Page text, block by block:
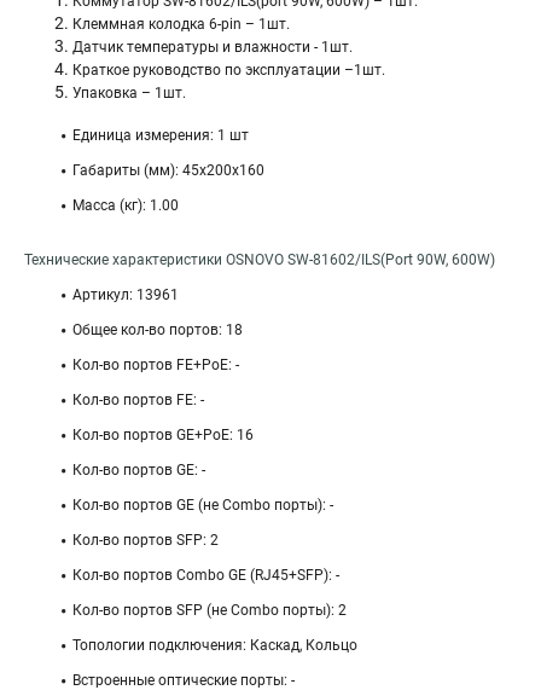
Клеммная колодка 6-pin – 1шт.
Датчик температуры и влажности - 1шт.
Краткое руководство по эксплуатации –1шт.
Упаковка – 1шт.
Единица измерения: 1 шт
Габариты (мм): 45x200x160
Масса (кг): 1.00
Технические характеристики OSNOVO SW-81602/ILS(Port 90W, 600W)
Артикул: 13961
Общее кол-во портов: 18
Кол-во портов FE+PoE: -
Кол-во портов FE: -
Кол-во портов GE+PoE: 16
Кол-во портов GE: -
Кол-во портов GE (не Combo порты): -
Кол-во портов SFP: 2
Кол-во портов Combo GE (RJ45+SFP): -
Кол-во портов SFP (не Combo порты): 2
Топологии подключения: Каскад, Кольцо
Встроенные оптические порты: -